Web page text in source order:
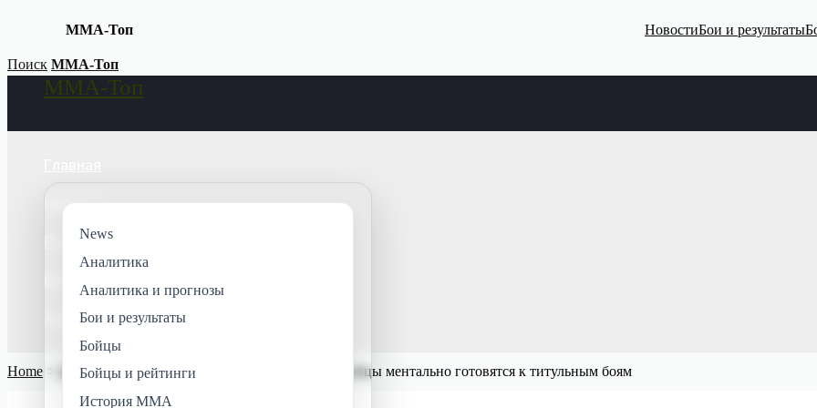
MMA-Топ НовостиБои и результаты
Skip
Поиск MMA-Топ
MMA-Топ
Новости
Поединки
Аналитика
Home История MMA Психология чемпиона: как бойцы ментально готовятся к титульным боям
News
Аналитика
Аналитика и прогнозы
Бои и результаты
Бойцы
Бойцы и рейтинги
История MMA